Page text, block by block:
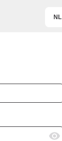
NL